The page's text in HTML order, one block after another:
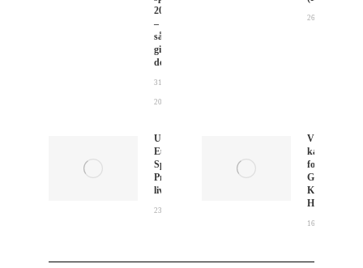
2026
–
sådan
gik
det
31. juli
2026
26. juli 2026
U18- og U23-
Europamesterskaberne
Sprint, 2026 –
Program, resultater og
livestream
23. juli 2026
Vær med i
kajakparade
for
Grønland i
Københavns
Havn
16. juli 2026